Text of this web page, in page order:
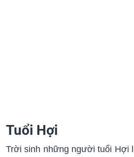
Tuổi Hợi
Trời sinh những người tuổi Hợi